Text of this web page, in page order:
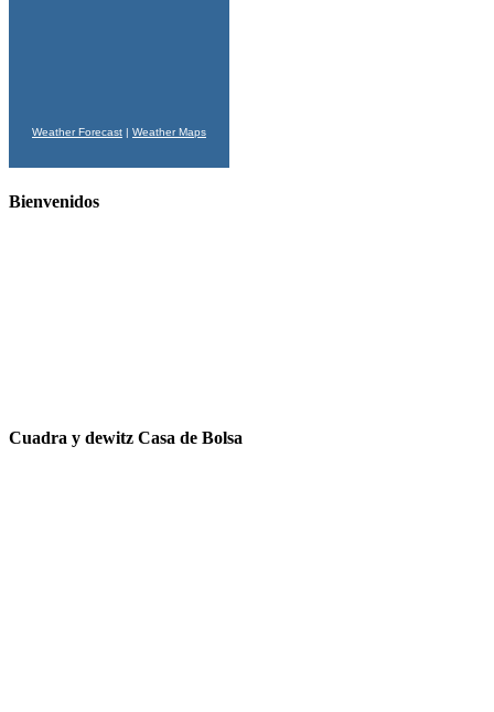
Weather Forecast Weather Maps
Bienvenidos
Cuadra y dewitz Casa de Bolsa